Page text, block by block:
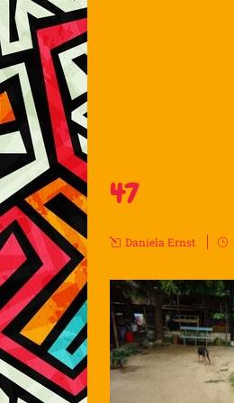
47
Daniela Ernst